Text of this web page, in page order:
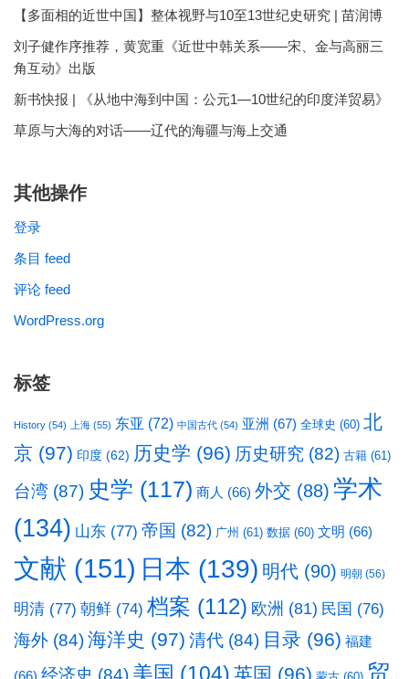
【多面相的近世中国】整体视野与10至13世纪史研究 | 苗润博
刘子健作序推荐，黄宽重《近世中韩关系——宋、金与高丽三
角互动》出版
新书快报 | 《从地中海到中国：公元1—10世纪的印度洋贸易》
草原与大海的对话——辽代的海疆与海上交通
其他操作
登录
条目 feed
评论 feed
WordPress.org
标签
History (54) 上海 (55) 东亚 (72) 中国古代 (54) 亚洲 (67) 全球史 (60) 北
京 (97) 印度 (62) 历史学 (96) 历史研究 (82) 古籍 (61)
台湾 (87) 史学 (117) 商人 (66) 外交 (88) 学术
(134) 山东 (77) 帝国 (82) 广州 (61) 数据 (60) 文明 (66)
文献 (151) 日本 (139) 明代 (90) 明朝 (56)
明清 (77) 朝鲜 (74) 档案 (112) 欧洲 (81) 民国 (76)
海外 (84)海洋史 (97) 清代 (84) 目录 (96) 福建
经济史 (84) 美国 (104) 英国 (96) 贸